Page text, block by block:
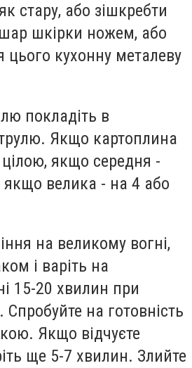
стару, або зішкребти
шкірки ножем, або
цього кухонну металеву
покладіть в
Якщо картоплина
якщо середня -
якщо велика - на 4 або
на великому вогні,
і варіть на
15-20 хвилин при
Спробуйте на готовність
Якщо відчуєте
ще 5-7 хвилин. Злийте